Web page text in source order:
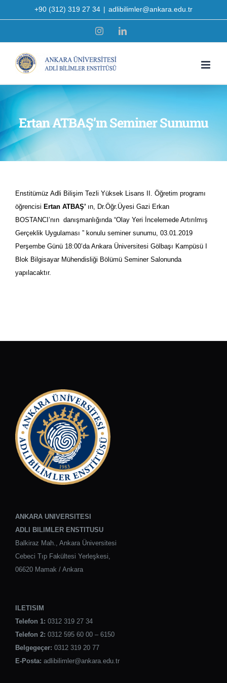
to
+90 (312) 319 27 34 | adlibilimler@ankara.edu.tr
InstagramLinkedIn
Ertan ATBAŞ’ın Seminer Sunumu
Enstitümüz Adli Bilişim Tezli Yüksek Lisans II. Öğretim programı
öğrencisi Ertan ATBAŞ’ ın, Dr.Öğr.Üyesi Gazi Erkan
BOSTANCI’nın danışmanlığında “Olay Yeri İncelemede Artırılmış
Gerçeklik Uygulaması ” konulu seminer sunumu, 03.01.2019
Perşembe Günü 18:00’da Ankara Üniversitesi Gölbaşı Kampüsü I
Blok Bilgisayar Mühendisliği Bölümü Seminer Salonunda
yapılacaktır.
ANKARA UNIVERSITESI
ADLI BILIMLER ENSTITUSU
Balkiraz Mah., Ankara Üniversitesi
Cebeci Tıp Fakültesi Yerleşkesi,
06620 Mamak / Ankara
ILETISIM
Telefon 1: 0312 319 27 34
Telefon 2: 0312 595 60 00 – 6150
Belgegeçer: 0312 319 20 77
E-Posta: adlibilimler@ankara.edu.tr